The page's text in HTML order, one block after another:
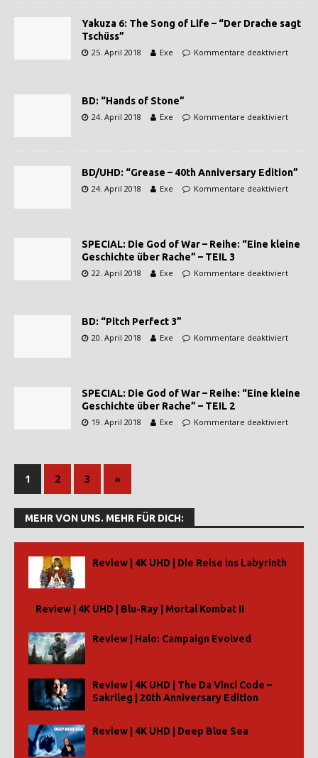
Yakuza 6: The Song of Life – “Der Drache sagt
Tschüss”
25. April 2018 Exe Kommentare deaktiviert
BD: “Hands of Stone”
24. April 2018 Exe Kommentare deaktiviert
BD/UHD: “Grease – 40th Anniversary Edition”
24. April 2018 Exe Kommentare deaktiviert
SPECIAL: Die God of War – Reihe: “Eine kleine
Geschichte über Rache” – TEIL 3
22. April 2018 Exe Kommentare deaktiviert
BD: “Pitch Perfect 3”
20. April 2018 Exe Kommentare deaktiviert
SPECIAL: Die God of War – Reihe: “Eine kleine
Geschichte über Rache” – TEIL 2
19. April 2018 Exe Kommentare deaktiviert
1 2 3 »
MEHR VON UNS. MEHR FÜR DICH:
Review | 4K UHD | Die Reise ins Labyrinth
Review | 4K UHD | Blu-Ray | Mortal Kombat II
Review | Halo: Campaign Evolved
Review | 4K UHD | The Da Vinci Code –
Sakrileg | 20th Anniversary Edition
Review | 4K UHD | Deep Blue Sea